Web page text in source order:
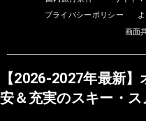
プライバシーポリシー
画面
【2026-2027年最新
安＆充実のスキー・